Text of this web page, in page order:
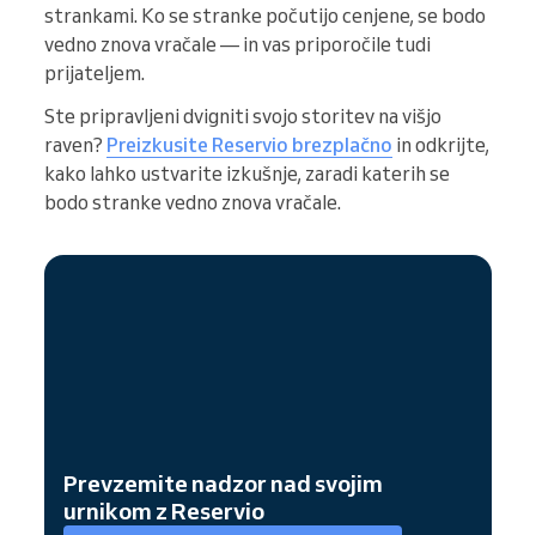
strankami. Ko se stranke počutijo cenjene, se bodo
vedno znova vračale — in vas priporočile tudi
prijateljem.
Ste pripravljeni dvigniti svojo storitev na višjo
raven? Preizkusite Reservio brezplačno in odkrijte,
kako lahko ustvarite izkušnje, zaradi katerih se
bodo stranke vedno znova vračale.
Prevzemite nadzor nad svojim
urnikom z Reservio